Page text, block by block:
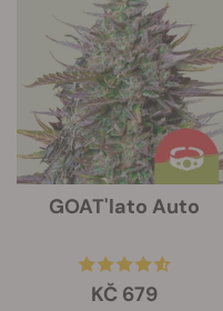
GOAT'lato Auto
KČ 679